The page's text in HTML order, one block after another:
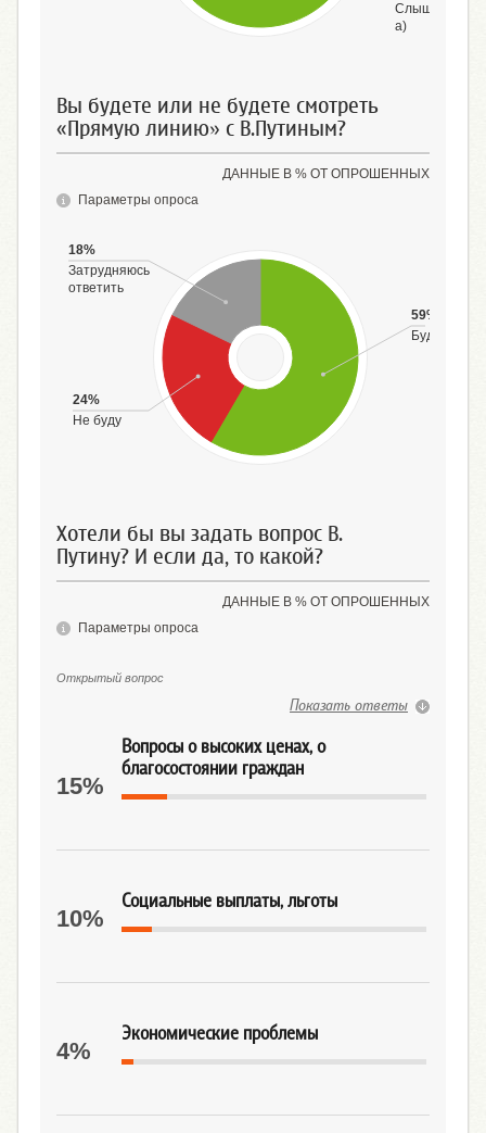
Слышал(-
а)
Вы будете или не будете смотреть
«Прямую линию» с В.Путиным?
ДАННЫЕ В % ОТ ОПРОШЕННЫХ
Параметры опроса
59%
Буду
24%
Не буду
18%
Затрудняюсь
ответить
Хотели бы вы задать вопрос В.
Путину? И если да, то какой?
ДАННЫЕ В % ОТ ОПРОШЕННЫХ
Параметры опроса
Открытый вопрос
Показать ответы
Вопросы о высоких ценах, о
благосостоянии граждан
15%
Социальные выплаты, льготы
10%
Экономические проблемы
4%